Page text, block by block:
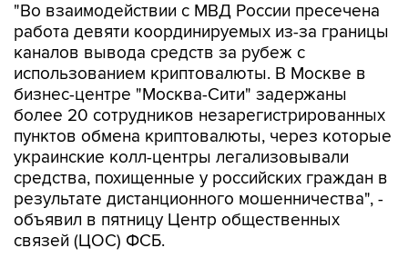
"Во взаимодействии с МВД России пресечена
работа девяти координируемых из-за границы
каналов вывода средств за рубеж с
использованием криптовалюты. В Москве в
бизнес-центре "Москва-Сити" задержаны
более 20 сотрудников незарегистрированных
пунктов обмена криптовалюты, через которые
украинские колл-центры легализовывали
средства, похищенные у российских граждан в
результате дистанционного мошенничества", -
объявил в пятницу Центр общественных
связей (ЦОС) ФСБ.